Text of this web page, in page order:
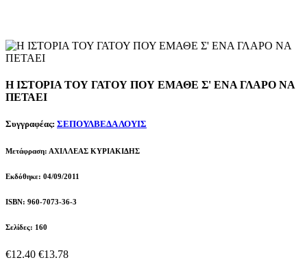
Η ΙΣΤΟΡΙΑ ΤΟΥ ΓΑΤΟΥ ΠΟΥ ΕΜΑΘΕ Σ' ΕΝΑ ΓΛΑΡΟ ΝΑ
ΠΕΤΑΕΙ
Συγγραφέας: ΣΕΠΟΥΛΒΕΔΑ ΛΟΥΙΣ
Μετάφραση: ΑΧΙΛΛΕΑΣ ΚΥΡΙΑΚΙΔΗΣ
Εκδόθηκε: 04/09/2011
ISBN: 960-7073-36-3
Σελίδες: 160
€12.40 €13.78